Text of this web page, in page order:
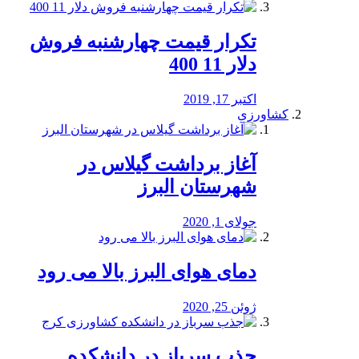
تکرار قیمت چهارشنبه فروش
دلار 11 400
اکتبر 17, 2019
کشاورزی
آغاز برداشت گیلاس در
شهرستان البرز
جولای 1, 2020
دمای هوای البرز بالا می رود
ژوئن 25, 2020